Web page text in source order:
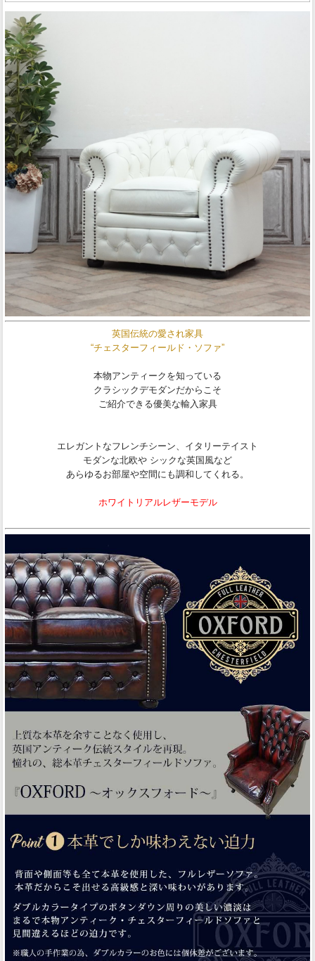
英国伝統の愛され家具
“チェスターフィールド・ソファ”
本物アンティークを知っている
クラシックデモダンだからこそ
ご紹介できる優美な輸入家具
エレガントなフレンチシーン、イタリーテイスト
モダンな北欧や シックな英国風など
あらゆるお部屋や空間にも調和してくれる。
ホワイトリアルレザーモデル